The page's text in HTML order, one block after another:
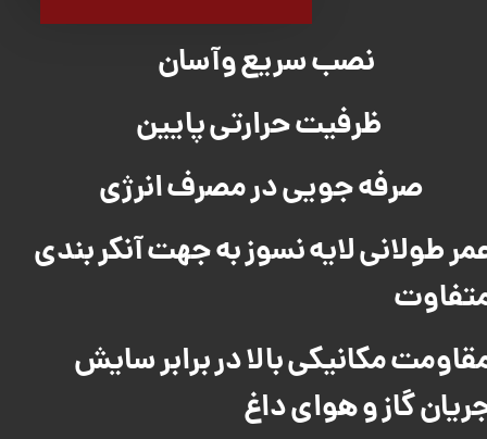
ظرفیت حرارتی پایین
نصب سریع وآسان
صرفه جویی در مصرف انرژی
طولانی لایه نسوز به جهت آنکر بندی
مکانیکی بالا در برابر سایش
گاز و هوای داغ